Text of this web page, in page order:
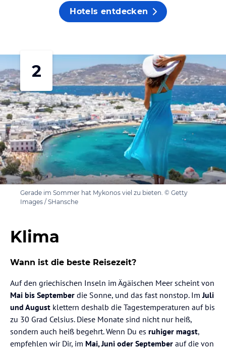
Hotels entdecken
2
Gerade im Sommer hat Mykonos viel zu bieten. © Getty
Images / SHansche
Klima
Wann ist die beste Reisezeit?
Auf den griechischen Inseln im Ägäischen Meer scheint von
Mai bis September die Sonne, und das fast nonstop. Im Juli
und August klettern deshalb die Tagestemperaturen auf bis
zu 30 Grad Celsius. Diese Monate sind nicht nur heiß,
sondern auch heiß begehrt. Wenn Du es ruhiger magst,
empfehlen wir Dir, im Mai, Juni oder September auf die von